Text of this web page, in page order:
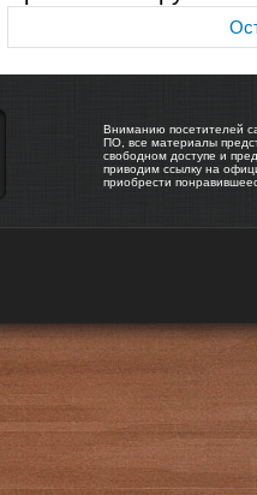
Вниманию посетителей
ПО, все материалы
свободном доступе и
приводим ссылку на
приобрести